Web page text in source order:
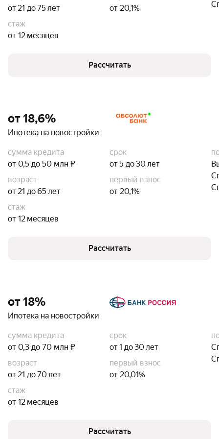
75 лет
Минимальный общий стаж — 3 месяца
от 21 до 75 лет
от 20,1%
стаж
от 12 месяцев
Рассчитать
от 18,6%
Ипотека на новостройки
сумма кредита
от 0,5 до 50 млн ₽
срок
от 5 до 30 лет
возраст
от 21 до 65 лет
первый взнос
от 20,1%
стаж
от 12 месяцев
Рассчитать
от 18%
Ипотека на новостройки
сумма кредита
от 0,3 до 70 млн ₽
срок
от 1 до 30 лет
возраст
от 21 до 70 лет
первый взнос
от 20,01%
стаж
от 12 месяцев
Рассчитать